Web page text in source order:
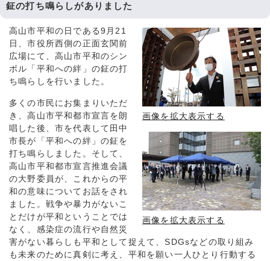
鉦の打ち鳴らしがありました
画像を拡大表示する
画像を拡大表示する
高山市平和の日である9月21
日、市役所西側の正面玄関前
広場にて、高山市平和のシン
ボル「平和への絆」の鉦の打
ち鳴らしを行いました。
多くの市民にお集まりいただ
き、高山市平和都市宣言を朗
唱した後、市を代表して田中
市長が「平和への絆」の鉦を
打ち鳴らしました。そして、
高山市平和都市宣言推進会議
の大野委員が、これからの平
和の意味についてお話をされ
ました。戦争や暴力がないこ
とだけが平和ということでは
なく、感染症の流行や自然災
害がない暮らしも平和として捉えて、SDGsなどの取り組み
も未来のために真剣に考え、平和を願い一人ひとり行動する